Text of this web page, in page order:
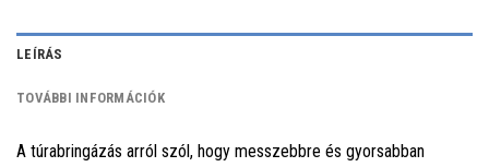
LEÍRÁS
TOVÁBBI INFORMÁCIÓK
A túrabringázás arról szól, hogy messzebbre és gyorsabban